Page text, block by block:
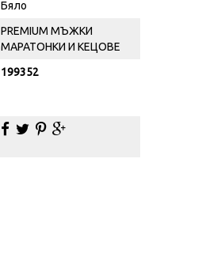
Бяло
PREMIUM МЪЖКИ
МАРАТОНКИ И КЕЦОВЕ
199352